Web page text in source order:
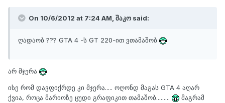
On 10/6/2012 at 7:24 AM, შაკო said:
ღადაობ ??? GTA 4 -ს GT 220-ით ვთამაშობ
არ მჯერა
ისე რომ დავფიქრდე კი მჯერა..... ოღონდ მაგას GTA 4 აღარ
ქვია, როცა მარიოზე ცუდი გრაფიკით თამაშობ.........
მაგრამ